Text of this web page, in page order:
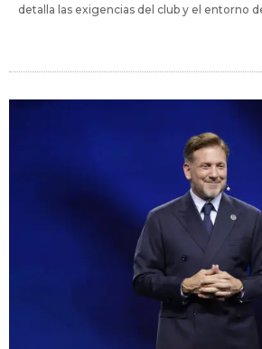
detalla las exigencias del club y el entorno